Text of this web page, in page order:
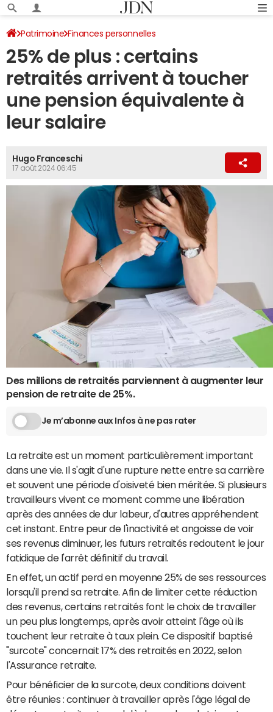
Patrimoine Finances personnelles
25% de plus : certains
retraités arrivent à toucher
une pension équivalente à
leur salaire
Hugo Franceschi
17 août 2024 06:45
Des millions de retraités parviennent à augmenter leur
pension de retraite de 25%.
Je m’abonne aux Infos à ne pas rater
La retraite est un moment particulièrement important
dans une vie. Il s'agit d'une rupture nette entre sa carrière
et souvent une période d'oisiveté bien méritée. Si plusieurs
travailleurs vivent ce moment comme une libération
après des années de dur labeur, d'autres appréhendent
cet instant. Entre peur de l'inactivité et angoisse de voir
ses revenus diminuer, les futurs retraités redoutent le jour
fatidique de l'arrêt définitif du travail.
En effet, un actif perd en moyenne 25% de ses ressources
lorsqu'il prend sa retraite. Afin de limiter cette réduction
des revenus, certains retraités font le choix de travailler
un peu plus longtemps, après avoir atteint l'âge où ils
touchent leur retraite à taux plein. Ce dispositif baptisé
"surcote" concernait 17% des retraités en 2022, selon
l'Assurance retraite.
Pour bénéficier de la surcote, deux conditions doivent
être réunies : continuer à travailler après l'âge légal de